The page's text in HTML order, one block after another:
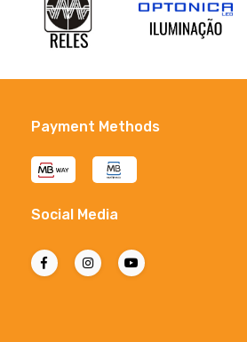
Payment Methods
Social Media